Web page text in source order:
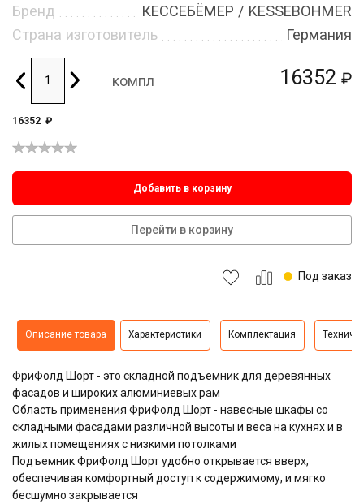
16352 ₽
Бренд
КЕССЕБЁМЕР / KESSEBOHMER
Страна изготовитель
Германия
компл
16352 ₽
Добавить в корзину
Перейти в корзину
Под заказ
Описание товара Характеристики Комплектация
ФриФолд Шорт - это складной подъемник для деревянных
фасадов и широких алюминиевых рам
Область применения ФриФолд Шорт - навесные шкафы со
складными фасадами различной высоты и веса на кухнях и в
жилых помещениях с низкими потолками
Подъемник ФриФолд Шорт удобно открывается вверх,
обеспечивая комфортный доступ к содержимому, и мягко
бесшумно закрывается